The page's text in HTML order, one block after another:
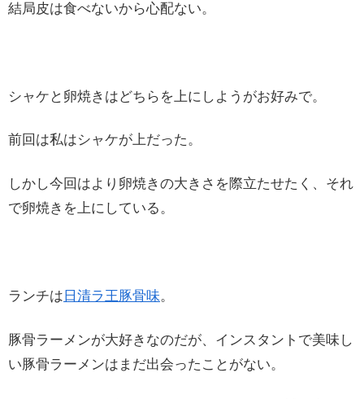
結局皮は食べないから心配ない。
シャケと卵焼きはどちらを上にしようがお好みで。
前回は私はシャケが上だった。
しかし今回はより卵焼きの大きさを際立たせたく、それ
で卵焼きを上にしている。
ランチは 日清ラ王豚骨味。
豚骨ラーメンが大好きなのだが、インスタントで美味し
い豚骨ラーメンはまだ出会ったことがない。